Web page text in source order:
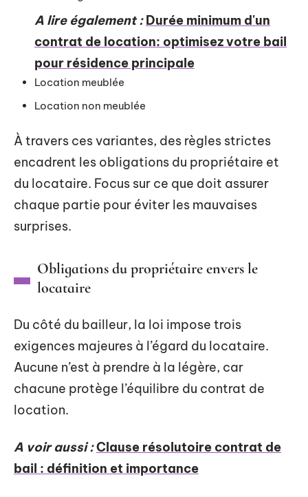
A lire également : Durée minimum d'un
contrat de location: optimisez votre bail
pour résidence principale
Location meublée
Location non meublée
À travers ces variantes, des règles strictes
encadrent les obligations du propriétaire et
du locataire. Focus sur ce que doit assurer
chaque partie pour éviter les mauvaises
surprises.
Obligations du propriétaire envers le
locataire
Du côté du bailleur, la loi impose trois
exigences majeures à l’égard du locataire.
Aucune n’est à prendre à la légère, car
chacune protège l’équilibre du contrat de
location.
A voir aussi :Clause résolutoire contrat de
bail : définition et importance